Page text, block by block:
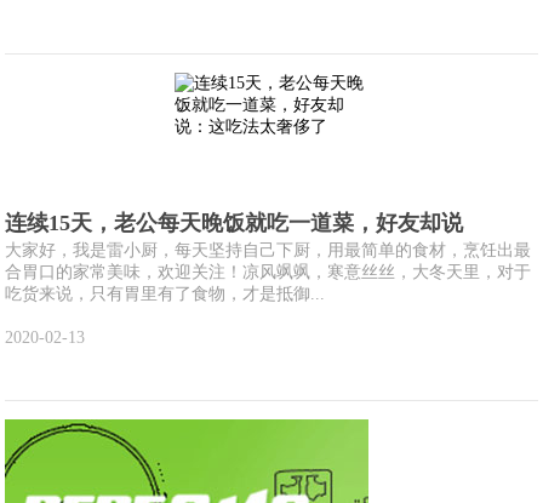
连续15天，老公每天晚饭就吃一道菜，好友却说
大家好，我是雷小厨，每天坚持自己下厨，用最简单的食材，烹饪出最
合胃口的家常美味，欢迎关注！凉风飒飒，寒意丝丝，大冬天里，对于
吃货来说，只有胃里有了食物，才是抵御...
2020-02-13